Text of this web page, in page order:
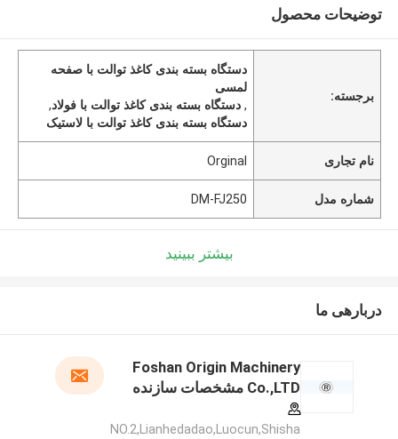
توضیحات محصول
برجسته:
دستگاه بسته بندی کاغذ توالت با صفحه
لمسی
,دستگاه بسته بندی کاغذ توالت با فولاد,
دستگاه بسته بندی کاغذ توالت با لاستیک
نام تجاری Orginal
شماره مدل DM-FJ250
بیشتر ببینید
دربارهی ما
Foshan Origin Machinery
Co.,LTD مشخصات سازنده
NO.2,Lianhedadao,Luocun,Shisha